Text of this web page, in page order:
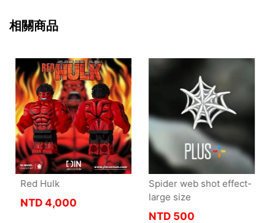
相關商品
Red Hulk
NTD 4,000
Spider web shot effect-
large size
NTD 500